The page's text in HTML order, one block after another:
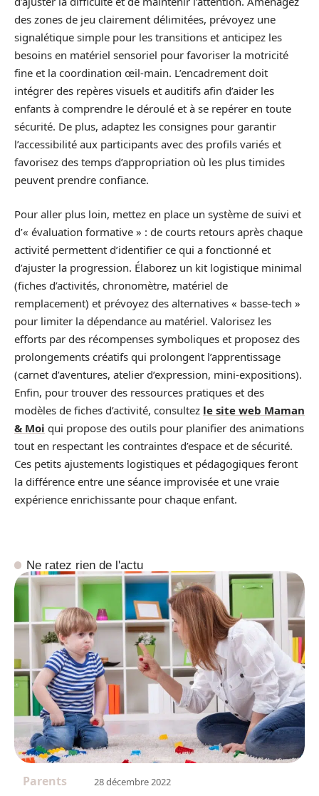
des zones de jeu clairement délimitées, prévoyez une
signalétique simple pour les transitions et anticipez les
besoins en matériel sensoriel pour favoriser la motricité
fine et la coordination œil-main. L’encadrement doit
intégrer des repères visuels et auditifs afin d’aider les
enfants à comprendre le déroulé et à se repérer en toute
sécurité. De plus, adaptez les consignes pour garantir
l’accessibilité aux participants avec des profils variés et
favorisez des temps d’appropriation où les plus timides
peuvent prendre confiance.
Pour aller plus loin, mettez en place un système de suivi et
d’« évaluation formative » : de courts retours après chaque
activité permettent d’identifier ce qui a fonctionné et
d’ajuster la progression. Élaborez un kit logistique minimal
(fiches d’activités, chronomètre, matériel de
remplacement) et prévoyez des alternatives « basse-tech »
pour limiter la dépendance au matériel. Valorisez les
efforts par des récompenses symboliques et proposez des
prolongements créatifs qui prolongent l’apprentissage
(carnet d’aventures, atelier d’expression, mini-expositions).
Enfin, pour trouver des ressources pratiques et des
modèles de fiches d’activité, consultez le site web Maman
& Moi qui propose des outils pour planifier des animations
tout en respectant les contraintes d’espace et de sécurité.
Ces petits ajustements logistiques et pédagogiques feront
la différence entre une séance improvisée et une vraie
expérience enrichissante pour chaque enfant.
Ne ratez rien de l'actu
Parents 28 décembre 2022